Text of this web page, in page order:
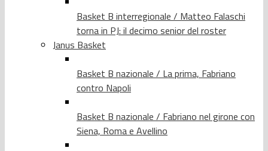
Basket B interregionale / Matteo Falaschi
torna in PJ: il decimo senior del roster
Janus Basket
Basket B nazionale / La prima, Fabriano
contro Napoli
Basket B nazionale / Fabriano nel girone con
Siena, Roma e Avellino